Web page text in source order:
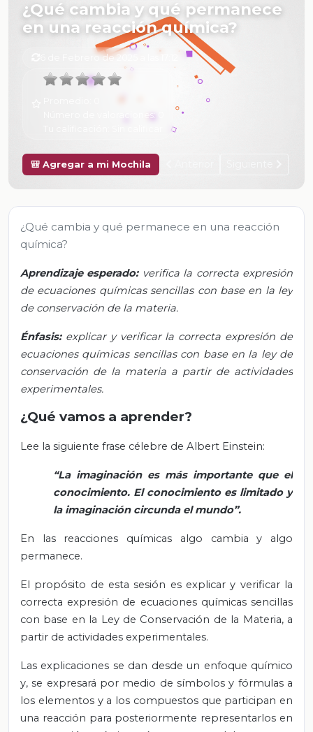
¿Qué cambia y qué permanece
en una reacción química?
6 de Febrero de 2025 a las 17:12
Número de valoraciones:
🎒 Agregar a mi Mochila
¿Qué cambia y qué permanece en una reacción
química?
Aprendizaje esperado: verifica la correcta expresión
de ecuaciones químicas sencillas con base en la ley
de conservación de la materia.
Énfasis: explicar y verificar la correcta expresión de
ecuaciones químicas sencillas con base en la ley de
conservación de la materia a partir de actividades
experimentales.
¿Qué vamos a aprender?
Lee la siguiente frase célebre de Albert Einstein:
“La imaginación es más importante que el
conocimiento. El conocimiento es limitado y
la imaginación circunda el mundo”.
En las reacciones químicas algo cambia y algo
permanece.
El propósito de esta sesión es explicar y verificar la
correcta expresión de ecuaciones químicas sencillas
con base en la Ley de Conservación de la Materia, a
partir de actividades experimentales.
Las explicaciones se dan desde un enfoque químico
y, se expresará por medio de símbolos y fórmulas a
los elementos y a los compuestos que participan en
una reacción para posteriormente representarlos en